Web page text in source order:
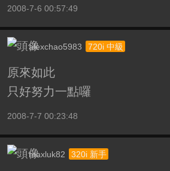
2008-7-6 00:57:49
alexchao5983 720i 中級
原來如此
只好努力一點囉
2008-7-7 00:23:48
maxluk82 320i 新手